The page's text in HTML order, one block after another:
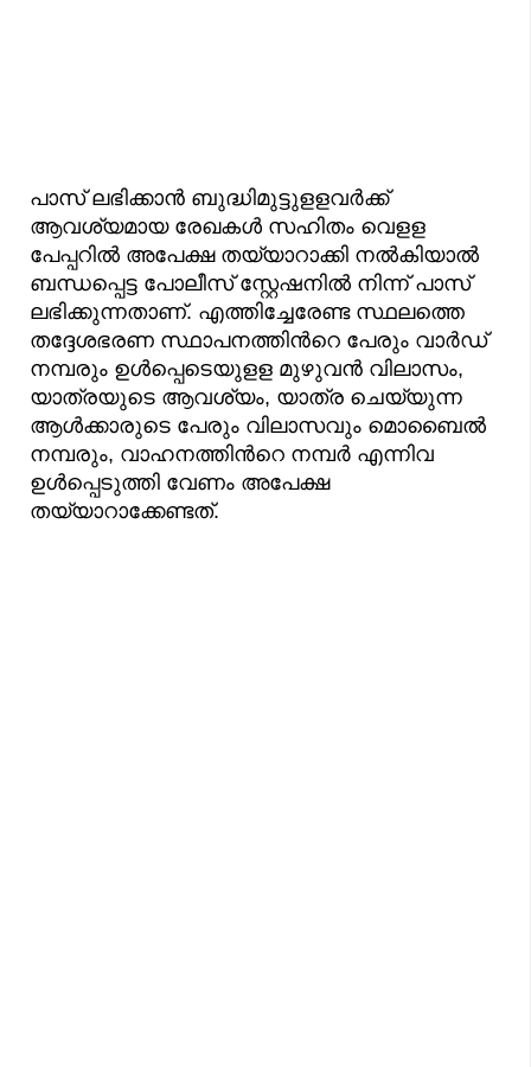
പാസ് ലഭിക്കാന്‍ ബുദ്ധിമുട്ടുളളവര്‍ക്ക്
ആവശ്യമായ രേഖകള്‍ സഹിതം വെളള
പേപ്പറില്‍ അപേക്ഷ തയ്യാറാക്കി നല്‍കിയാല്‍
ബന്ധപ്പെട്ട പോലീസ് സ്റ്റേഷനില്‍ നിന്ന് പാസ്
ലഭിക്കുന്നതാണ്. എത്തിച്ചേരേണ്ട സ്ഥലത്തെ
തദ്ദേശഭരണ സ്ഥാപനത്തിന്‍റെ പേരും വാര്‍ഡ്
നമ്പരും ഉള്‍പ്പെടെയുളള മുഴുവന്‍ വിലാസം,
യാത്രയുടെ ആവശ്യം, യാത്ര ചെയ്യുന്ന
ആള്‍ക്കാരുടെ പേരും വിലാസവും മൊബൈല്‍
നമ്പരും, വാഹനത്തിന്‍റെ നമ്പര്‍ എന്നിവ
ഉള്‍പ്പെടുത്തി വേണം അപേക്ഷ
തയ്യാറാക്കേണ്ടത്.